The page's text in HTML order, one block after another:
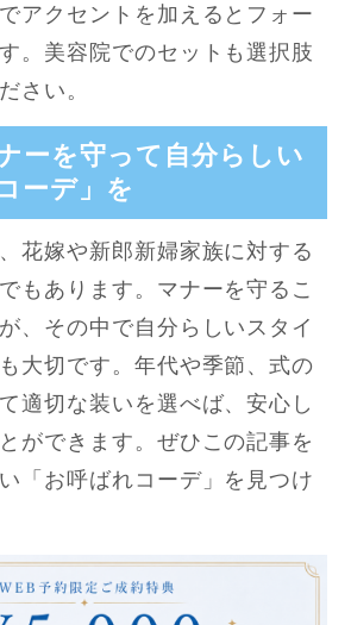
アクセントを加えるとフォー
。美容院でのセットも選択肢
さい。
ーを守って自分らしい
ーデ」を
花嫁や新郎新婦家族に対する
もあります。マナーを守るこ
、その中で自分らしいスタイ
大切です。年代や季節、式の
適切な装いを選べば、安心し
ができます。ぜひこの記事を
「お呼ばれコーデ」を見つけ